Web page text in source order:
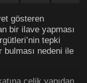
gösteren
bir ilave yapması
tepki
bulması nedeni ile